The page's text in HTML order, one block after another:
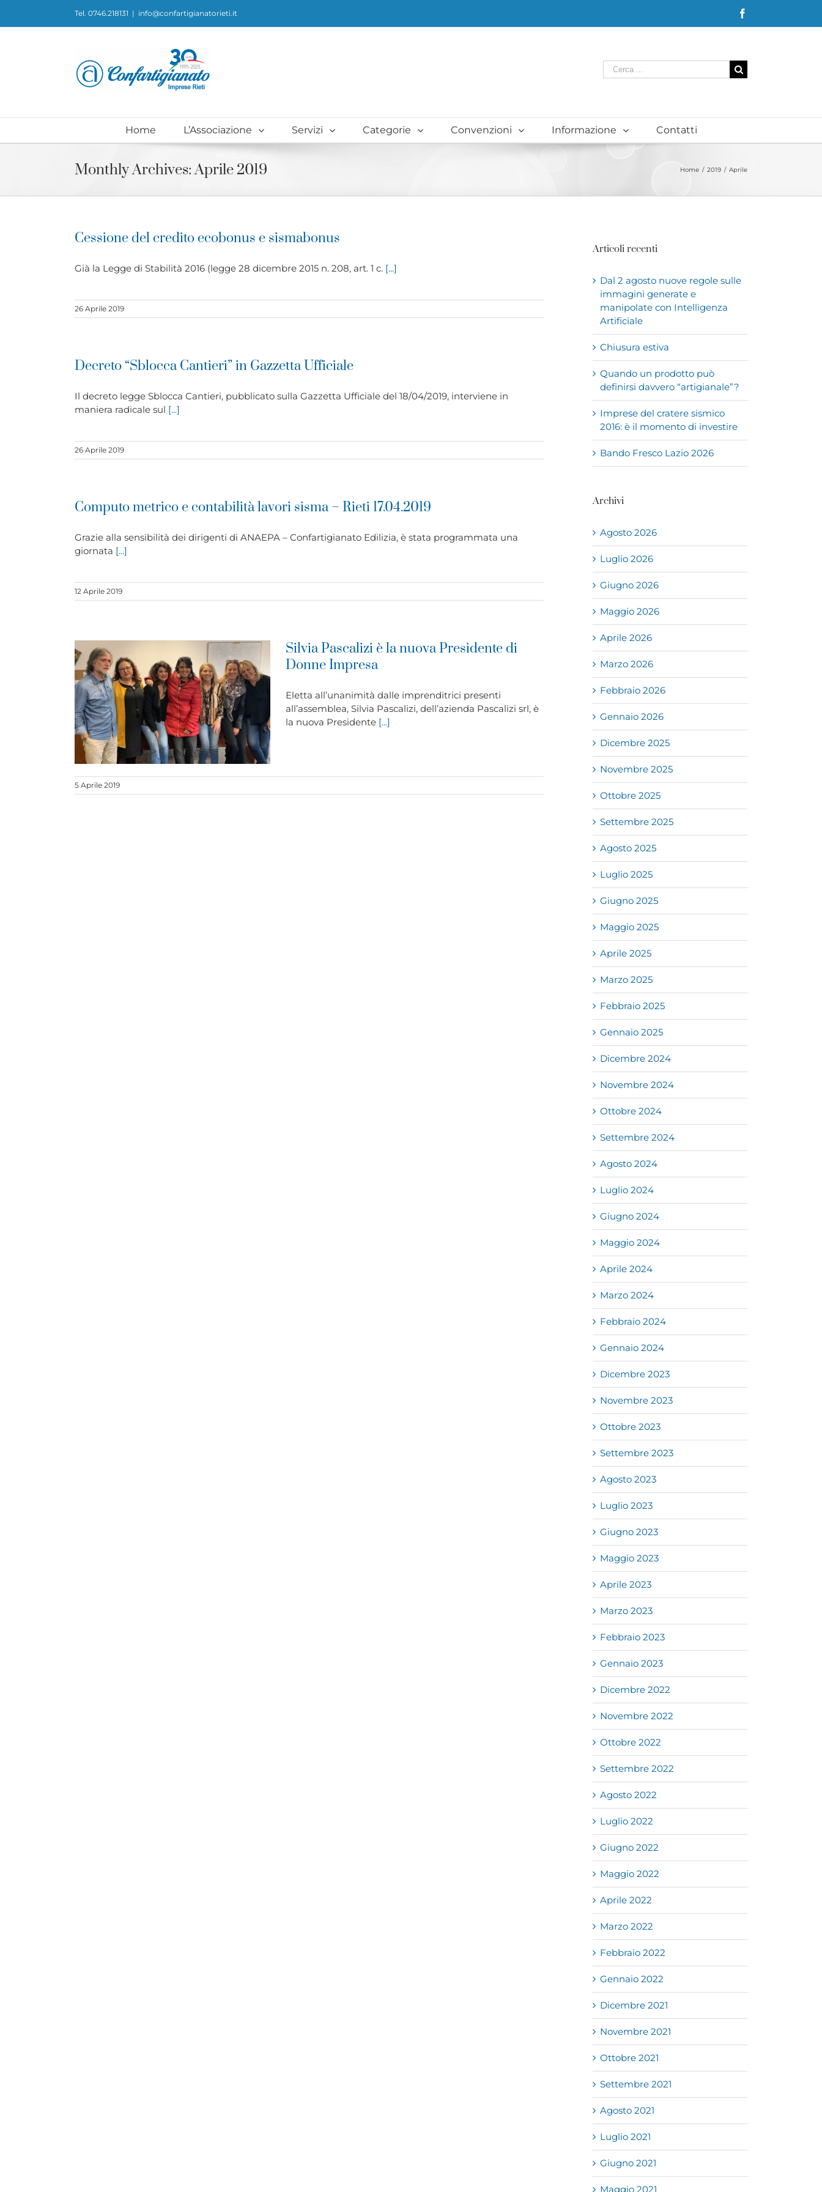
Tel. 0746.218131 | info@confartigianatorieti.it
Cerca
per:
Home L’Associazione Servizi Categorie Convenzioni Informazione Contatti
Monthly Archives:Aprile 2019 Home / 2019 / Aprile
Cessione del credito ecobonus e sismabonus
Già la Legge di Stabilità 2016 (legge 28 dicembre 2015 n. 208, art. 1 c. [...]
26 Aprile 2019
Decreto “Sblocca Cantieri” in Gazzetta Ufficiale
Il decreto legge Sblocca Cantieri, pubblicato sulla Gazzetta Ufficiale del 18/04/2019, interviene in
maniera radicale sul [...]
26 Aprile 2019
Computo metrico e contabilità lavori sisma – Rieti 17.04.2019
Grazie alla sensibilità dei dirigenti di ANAEPA – Confartigianato Edilizia, è stata programmata una
giornata [...]
12 Aprile 2019
Silvia Pascalizi è la nuova Presidente di
Donne Impresa
Eletta all’unanimità dalle imprenditrici presenti
all’assemblea, Silvia Pascalizi, dell’azienda Pascalizi srl, è
la nuova Presidente [...]
5 Aprile 2019
Articoli recenti
Dal 2 agosto nuove regole sulle
immagini generate e
manipolate con Intelligenza
Artificiale
Chiusura estiva
Quando un prodotto può
definirsi davvero “artigianale”?
Imprese del cratere sismico
2016: è il momento di investire
Bando Fresco Lazio 2026
Archivi
Agosto 2026
Luglio 2026
Giugno 2026
Maggio 2026
Aprile 2026
Marzo 2026
Febbraio 2026
Gennaio 2026
Dicembre 2025
Novembre 2025
Ottobre 2025
Settembre 2025
Agosto 2025
Luglio 2025
Giugno 2025
Maggio 2025
Aprile 2025
Marzo 2025
Febbraio 2025
Gennaio 2025
Dicembre 2024
Novembre 2024
Ottobre 2024
Settembre 2024
Agosto 2024
Luglio 2024
Giugno 2024
Maggio 2024
Aprile 2024
Marzo 2024
Febbraio 2024
Gennaio 2024
Dicembre 2023
Novembre 2023
Ottobre 2023
Settembre 2023
Agosto 2023
Luglio 2023
Giugno 2023
Maggio 2023
Aprile 2023
Marzo 2023
Febbraio 2023
Gennaio 2023
Dicembre 2022
Novembre 2022
Ottobre 2022
Settembre 2022
Agosto 2022
Luglio 2022
Giugno 2022
Maggio 2022
Aprile 2022
Marzo 2022
Febbraio 2022
Gennaio 2022
Dicembre 2021
Novembre 2021
Ottobre 2021
Settembre 2021
Agosto 2021
Luglio 2021
Giugno 2021
Maggio 2021